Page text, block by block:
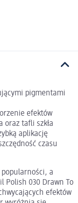
pigmentami
efektów
oraz tafli szkła
aplikację
czasu
popularności, a
Polish 030 Drawn To
efektów